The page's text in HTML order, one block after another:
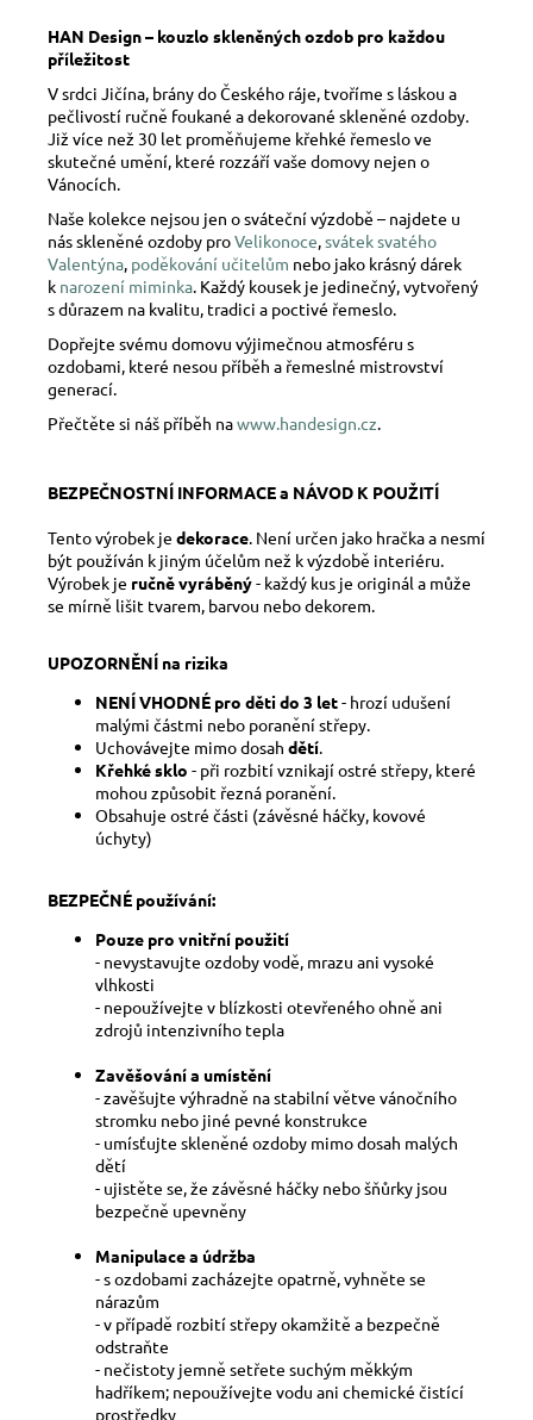
HAN Design – kouzlo skleněných ozdob pro každou
příležitost
V srdci Jičína, brány do Českého ráje, tvoříme s láskou a
pečlivostí ručně foukané a dekorované skleněné ozdoby.
Již více než 30 let proměňujeme křehké řemeslo ve
skutečné umění, které rozzáří vaše domovy nejen o
Vánocích.
Naše kolekce nejsou jen o sváteční výzdobě – najdete u
nás skleněné ozdoby proVelikonoce,svátek svatého
Valentýna, poděkování učitelům nebo jako krásný dárek
k narození miminka. Každý kousek je jedinečný, vytvořený
s důrazem na kvalitu, tradici a poctivé řemeslo.
Dopřejte svému domovu výjimečnou atmosféru s
ozdobami, které nesou příběh a řemeslné mistrovství
generací.
Přečtěte si náš příběh nawww.handesign.cz.
BEZPEČNOSTNÍ INFORMACE a NÁVOD K POUŽITÍ
Tento výrobek je dekorace. Není určen jako hračka a nesmí
být používán k jiným účelům než k výzdobě interiéru.
Výrobek je ručně vyráběný- každý kus je originál a může
se mírně lišit tvarem, barvou nebo dekorem.
UPOZORNĚNÍ na rizika
NENÍ VHODNÉ pro děti do 3 let- hrozí udušení
malými částmi nebo poranění střepy.
Uchovávejte mimo dosah dětí.
Křehké sklo - při rozbití vznikají ostré střepy, které
mohou způsobit řezná poranění.
Obsahuje ostré části (závěsné háčky, kovové
úchyty)
BEZPEČNÉ používání:
Pouze pro vnitřní použití
- nevystavujte ozdoby vodě, mrazu ani vysoké
vlhkosti
- nepoužívejte v blízkosti otevřeného ohně ani
zdrojů intenzivního tepla
Zavěšování a umístění
- zavěšujte výhradně na stabilní větve vánočního
stromku nebo jiné pevné konstrukce
- umísťujte skleněné ozdoby mimo dosah malých
dětí
- ujistěte se, že závěsné háčky nebo šňůrky jsou
bezpečně upevněny
Manipulace a údržba
- s ozdobami zacházejte opatrně, vyhněte se
nárazům
- v případě rozbití střepy okamžitě a bezpečně
odstraňte
- nečistoty jemně setřete suchým měkkým
hadříkem; nepoužívejte vodu ani chemické čistící
prostředky